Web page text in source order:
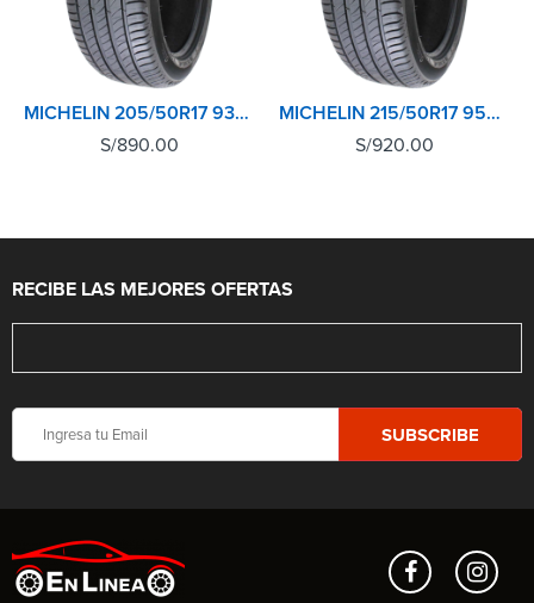
MICHELIN 205/50R17 93W XL TL PRIMACY 4+
S/890.00
MICHELIN 215/50R17 95W XL TL PRIMACY 4+
S/920.00
RECIBE LAS MEJORES OFERTAS